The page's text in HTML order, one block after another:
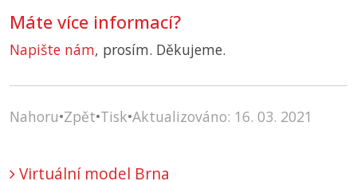
Máte více informací?
Napište nám, prosím. Děkujeme.
Nahoru•Zpět•Tisk•Aktualizováno: 16. 03. 2021
Virtuální model Brna